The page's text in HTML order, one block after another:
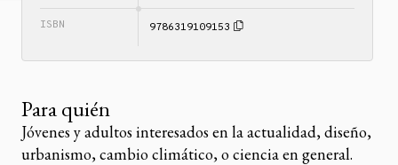
ISBN 9786319109153
Para quién
Jóvenes y adultos interesados en la actualidad, diseño,
urbanismo, cambio climático, o ciencia en general.